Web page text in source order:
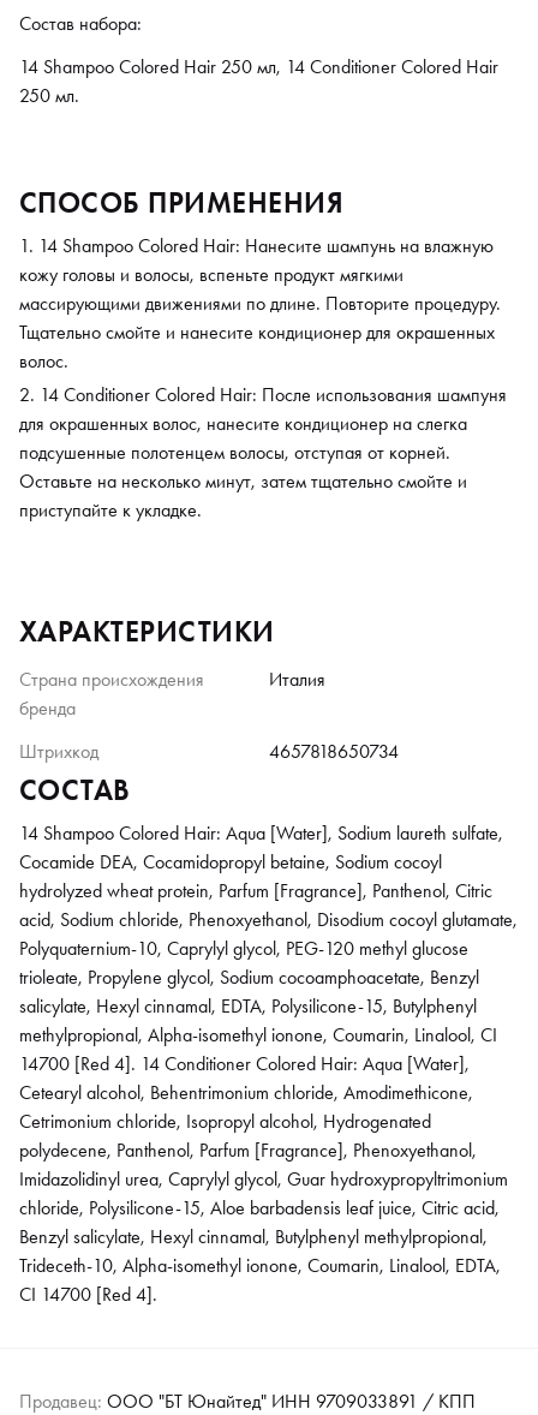
Состав набора:
14 Shampoo Colored Hair 250 мл, 14 Conditioner Colored Hair
250 мл.
СПОСОБ ПРИМЕНЕНИЯ
14 Shampoo Colored Hair: Нанесите шампунь на влажную
кожу головы и волосы, вспеньте продукт мягкими
массирующими движениями по длине. Повторите процедуру.
Тщательно смойте и нанесите кондиционер для окрашенных
волос.
14 Conditioner Colored Hair: После использования шампуня
для окрашенных волос, нанесите кондиционер на слегка
подсушенные полотенцем волосы, отступая от корней.
Оставьте на несколько минут, затем тщательно смойте и
приступайте к укладке.
ХАРАКТЕРИСТИКИ
Страна происхождения
бренда
Италия
Штрихкод 4657818650734
СОСТАВ
14 Shampoo Colored Hair: Aqua [Water], Sodium laureth sulfate,
Cocamide DEA, Cocamidopropyl betaine, Sodium cocoyl
hydrolyzed wheat protein, Parfum [Fragrance], Panthenol, Citric
acid, Sodium chloride, Phenoxyethanol, Disodium cocoyl glutamate,
Polyquaternium-10, Caprylyl glycol, PEG-120 methyl glucose
trioleate, Propylene glycol, Sodium cocoamphoacetate, Benzyl
salicylate, Hexyl cinnamal, EDTA, Polysilicone-15, Butylphenyl
methylpropional, Alpha-isomethyl ionone, Coumarin, Linalool, CI
14700 [Red 4]. 14 Conditioner Colored Hair: Aqua [Water],
Cetearyl alcohol, Behentrimonium chloride, Amodimethicone,
Cetrimonium chloride, Isopropyl alcohol, Hydrogenated
polydecene, Panthenol, Parfum [Fragrance], Phenoxyethanol,
Imidazolidinyl urea, Caprylyl glycol, Guar hydroxypropyltrimonium
chloride, Polysilicone-15, Aloe barbadensis leaf juice, Citric acid,
Benzyl salicylate, Hexyl cinnamal, Butylphenyl methylpropional,
Trideceth-10, Alpha-isomethyl ionone, Coumarin, Linalool, EDTA,
CI 14700 [Red 4].
Продавец: ООО "БТ Юнайтед" ИНН 9709033891 / КПП